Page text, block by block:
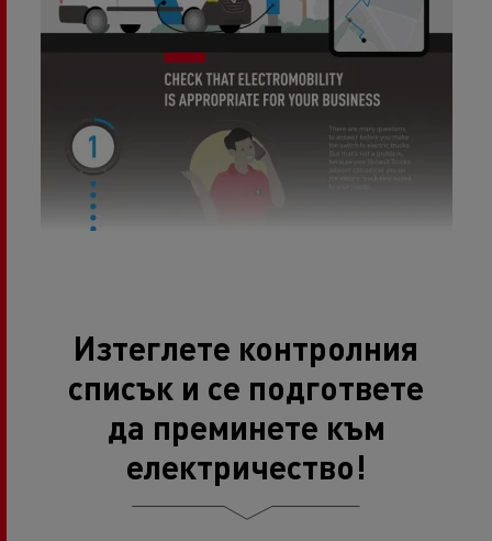
Изтеглете контролния
списък и се подгответе
да преминете към
електричество!